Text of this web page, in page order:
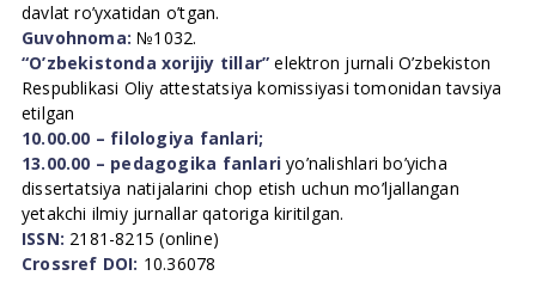
davlat ro’yxatidan o’tgan.
Guvohnoma: №1032.
“O’zbekistonda xorijiy tillar” elektron jurnali O’zbekiston
Respublikasi Oliy attestatsiya komissiyasi tomonidan tavsiya
etilgan
10.00.00 – filologiya fanlari;
13.00.00 – pedagogika fanlari yo’nalishlari bo’yicha
dissertatsiya natijalarini chop etish uchun mo’ljallangan
yetakchi ilmiy jurnallar qatoriga kiritilgan.
ISSN: 2181-8215 (online)
Crossref DOI: 10.36078